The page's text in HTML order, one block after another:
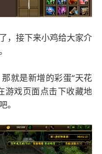
，接下来小鸡给大家介
就是新增的彩蛋“天花
游戏页面点击下收藏地
。